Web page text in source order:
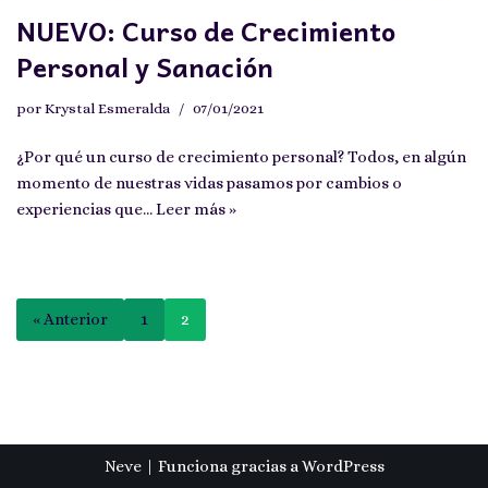
NUEVO: Curso de Crecimiento
Personal y Sanación
por Krystal Esmeralda 07/01/2021
¿Por qué un curso de crecimiento personal? Todos, en algún
momento de nuestras vidas pasamos por cambios o
experiencias que…Leer más »
« Anterior 1 2
Neve| Funciona gracias aWordPress